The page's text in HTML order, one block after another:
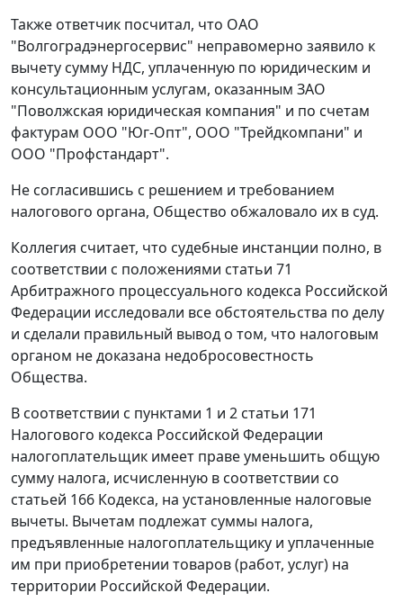
Также ответчик посчитал, что ОАО
"Волгоградэнергосервис" неправомерно заявило к
вычету сумму НДС, уплаченную по юридическим и
консультационным услугам, оказанным ЗАО
"Поволжская юридическая компания" и по счетам
фактурам ООО "Юг-Опт", ООО "Трейдкомпани" и
ООО "Профстандарт".
Не согласившись с решением и требованием
налогового органа, Общество обжаловало их в суд.
Коллегия считает, что судебные инстанции полно, в
соответствии с положениями статьи 71
Арбитражного процессуального кодекса Российской
Федерации исследовали все обстоятельства по делу
и сделали правильный вывод о том, что налоговым
органом не доказана недобросовестность
Общества.
В соответствии с пунктами 1 и 2 статьи 171
Налогового кодекса Российской Федерации
налогоплательщик имеет праве уменьшить общую
сумму налога, исчисленную в соответствии со
статьей 166 Кодекса, на установленные налоговые
вычеты. Вычетам подлежат суммы налога,
предъявленные налогоплательщику и уплаченные
им при приобретении товаров (работ, услуг) на
территории Российской Федерации.